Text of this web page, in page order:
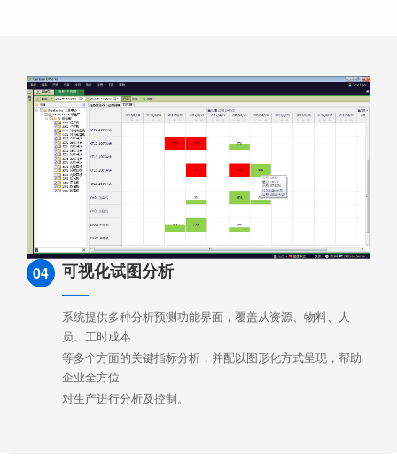
04 可视化试图分析
系统提供多种分析预测功能界面，覆盖从资源、物料、人
员、工时成本
等多个方面的关键指标分析，并配以图形化方式呈现，帮助
企业全方位
对生产进行分析及控制。